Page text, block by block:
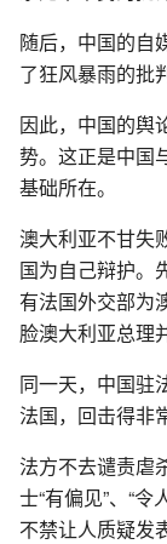
随后，中国的自
了狂风暴雨的批
因此，中国的舆
势。这正是中国
基础所在。
澳大利亚不甘失
国为自己辩护。
有法国外交部为
脸澳大利亚总理
同一天，中国驻
法国，回击得非
法方不去谴责虐
士“有偏见”、“令
不禁让人质疑发